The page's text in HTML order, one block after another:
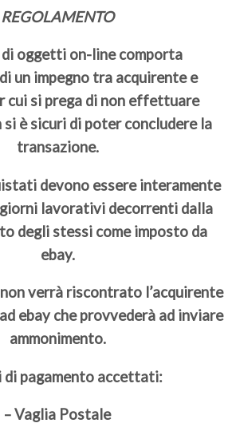
REGOLAMENTO
di oggetti on-line comporta
un impegno tra acquirente e
cui si prega di non effettuare
si è sicuri di poter concludere la
transazione.
devono essere interamente
lavorativi decorrenti dalla
degli stessi come imposto da
ebay.
verrà riscontrato l’acquirente
ebay che provvederà ad inviare
ammonimento.
di pagamento accettati:
– Vaglia Postale